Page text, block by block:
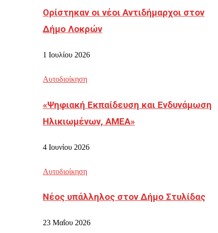
Ορίστηκαν οι νέοι Αντιδήμαρχοι στον
Δήμο Λοκρών
1 Ιουλίου 2026
Αυτοδιοίκηση
«Ψηφιακή Εκπαίδευση και Ενδυνάμωση
Ηλικιωμένων, ΑΜΕΑ»
4 Ιουνίου 2026
Αυτοδιοίκηση
Νέος υπάλληλος στον Δήμο Στυλίδας
23 Μαΐου 2026